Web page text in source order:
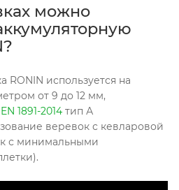
можно
RONIN используется на
от 9 до 12 мм,
1891-2014 тип А
веревок с кевларовой
с минимальными